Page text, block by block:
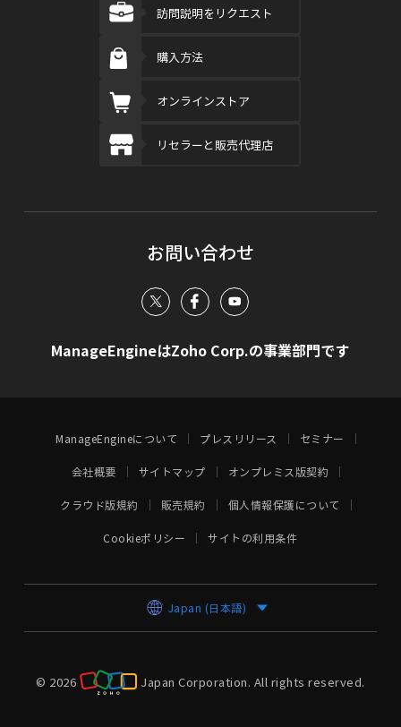
訪問説明をリクエスト
購入方法
オンラインストア
リセラーと販売代理店
お問い合わせ
ManageEngineはZoho Corp.の事業部門です
ManageEngineについて プレスリリース セミナー
会社概要 サイトマップ オンプレミス版契約
クラウド版規約 販売規約 個人情報保護について
Cookieポリシー サイトの利用条件
Japan (日本語)
© 2026 Japan Corporation. All rights reserved.